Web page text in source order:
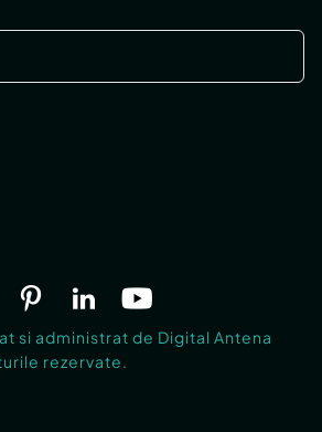
si administrat de Digital Antena
rezervate.